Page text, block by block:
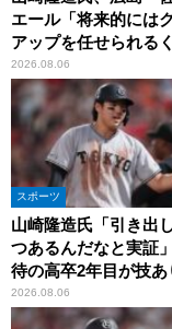
エール「将来的には
アップを任せられる
では成長して」
2026.08.06
スポーツ
山崎隆造氏「引き出
つあるんだなと実証
待の高卒2年目が技あ
2026.08.06